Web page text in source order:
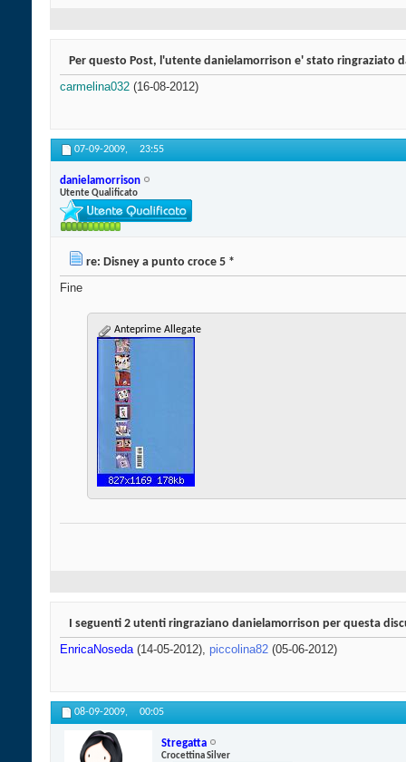
Per questo Post, l'utente danielamorrison e' stato ringraziato
carmelina032 (16-08-2012)
07-09-2009, 23:55
danielamorrison
Utente Qualificato
re: Disney a punto croce 5 *
Fine
Anteprime Allegate
I seguenti 2 utenti ringraziano danielamorrison per questa
EnricaNoseda(14-05-2012), piccolina82 (05-06-2012)
08-09-2009, 00:05
Stregatta
Crocettina Silver